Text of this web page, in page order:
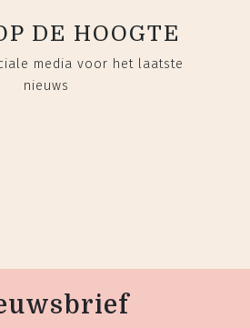
DE HOOGTE
media voor het laatste
nieuws